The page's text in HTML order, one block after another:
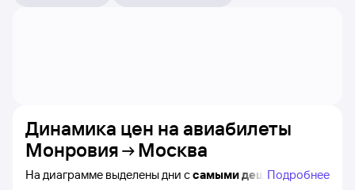
Динамика цен на авиабилеты
Монровия
Москва
На диаграмме выделены дни ссамыми дешёвыми
Подробнее